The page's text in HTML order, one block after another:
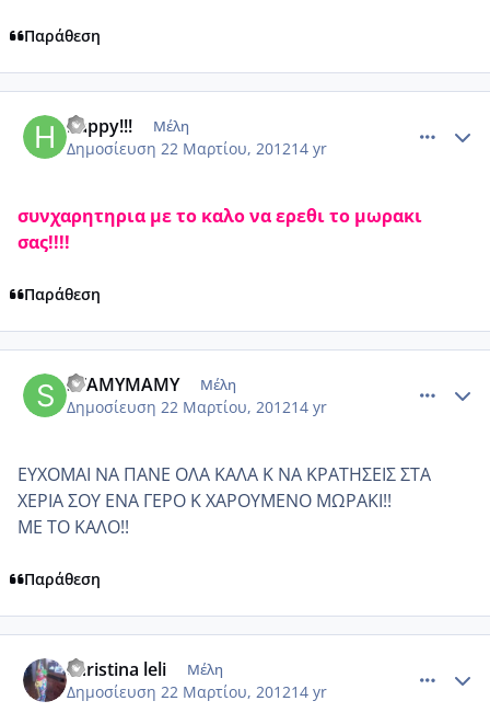
Παράθεση
happy!!! Μέλη
Δημοσίευση 22 Μαρτίου, 201214 yr
συνχαρητηρια με το καλο να ερεθι το μωρακι
σας!!!!
Παράθεση
STAMYMAMY Μέλη
Δημοσίευση 22 Μαρτίου, 201214 yr
ΕΥΧΟΜΑΙ ΝΑ ΠΑΝΕ ΟΛΑ ΚΑΛΑ Κ ΝΑ ΚΡΑΤΗΣΕΙΣ ΣΤΑ
ΧΕΡΙΑ ΣΟΥ ΕΝΑ ΓΕΡΟ Κ ΧΑΡΟΥΜΕΝΟ ΜΩΡΑΚΙ!!
ΜΕ ΤΟ ΚΑΛΟ!!
Παράθεση
christina leli Μέλη
Δημοσίευση 22 Μαρτίου, 201214 yr